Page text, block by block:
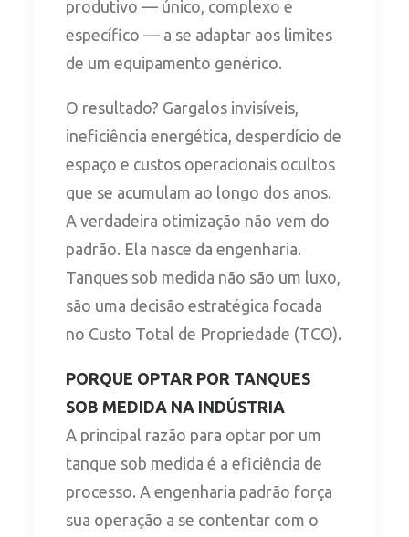
produtivo — único, complexo e
específico — a se adaptar aos limites
de um equipamento genérico.
O resultado? Gargalos invisíveis,
ineficiência energética, desperdício de
espaço e custos operacionais ocultos
que se acumulam ao longo dos anos.
A verdadeira otimização não vem do
padrão. Ela nasce da engenharia.
Tanques sob medida não são um luxo,
são uma decisão estratégica focada
no Custo Total de Propriedade (TCO).
PORQUE OPTAR POR TANQUES
SOB MEDIDA NA INDÚSTRIA
A principal razão para optar por um
tanque sob medida é a eficiência de
processo. A engenharia padrão força
sua operação a se contentar com o